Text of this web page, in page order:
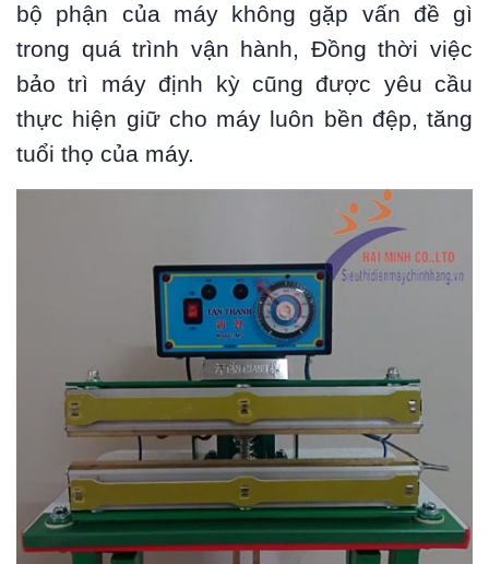
bộ phận của máy không gặp vấn đề gì
trong quá trình vận hành, Đồng thời việc
bảo trì máy định kỳ cũng được yêu cầu
thực hiện giữ cho máy luôn bền đệp, tăng
tuổi thọ của máy.